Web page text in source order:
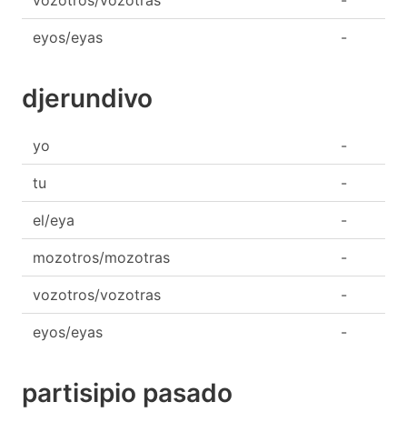
eyos/eyas -
djerundivo
yo -
tu -
el/eya -
mozotros/mozotras -
vozotros/vozotras -
eyos/eyas -
partisipio pasado